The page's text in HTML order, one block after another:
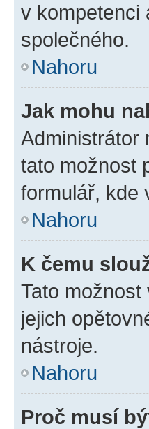
v kompetenci
společného.
Nahoru
Jak mohu
Administrátor
tato možnost
formulář, kde
Nahoru
K čemu
Tato
jejich
nástroje.
Nahoru
Proč musí